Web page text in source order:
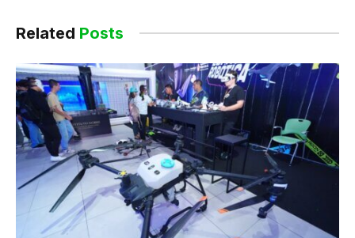
Related Posts